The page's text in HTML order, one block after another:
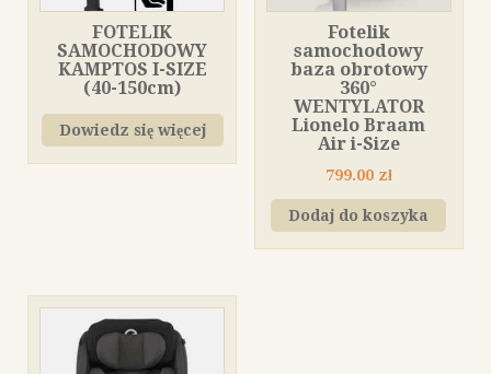
FOTELIK
SAMOCHODOWY
KAMPTOS I-SIZE
(40-150cm)
Dowiedz się więcej
Fotelik
samochodowy
baza obrotowy
360°
WENTYLATOR
Lionelo Braam
Air i-Size
799.00 zł
Dodaj do koszyka